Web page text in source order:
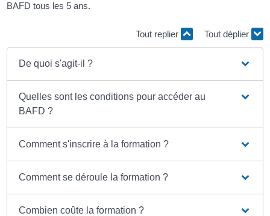
BAFD tous les 5 ans.
Tout replier Tout déplier
De quoi s'agit-il ?
Quelles sont les conditions pour accéder au
BAFD ?
Comment s'inscrire à la formation ?
Comment se déroule la formation ?
Combien coûte la formation ?